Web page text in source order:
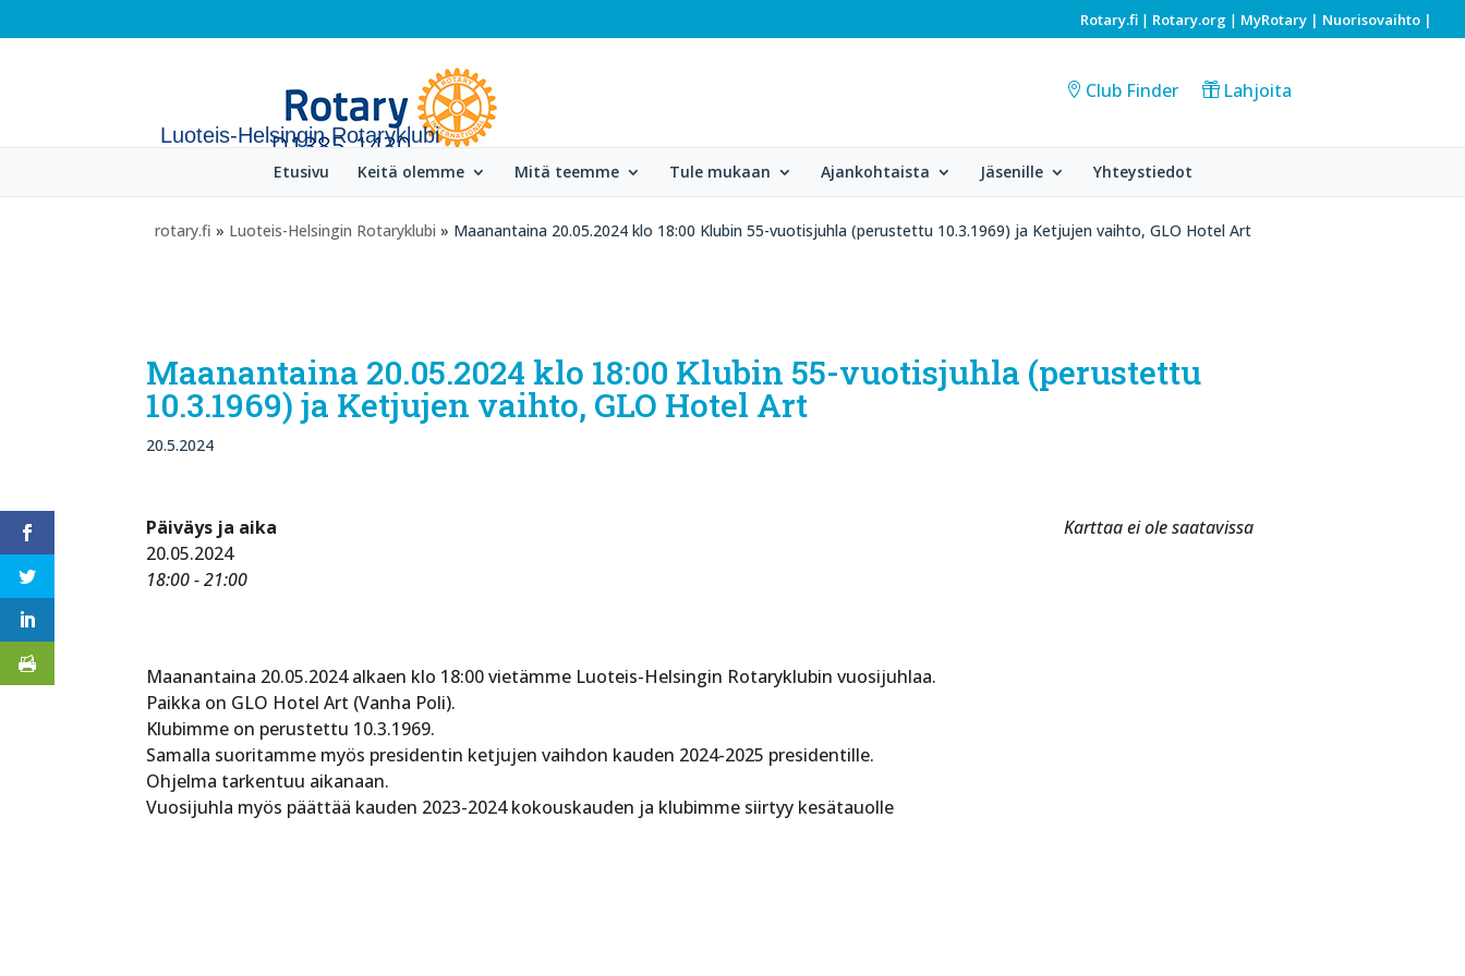
Rotary.fi | Rotary.org | MyRotary | Nuorisovaihto |
Luoteis-Helsingin Rotaryklubi
Club Finder Lahjoita
Etusivu Keitä olemme Mitä teemme Tule mukaan Ajankohtaista Jäsenille Yhteystiedot
rotary.fi » Luoteis-Helsingin Rotaryklubi » Maanantaina 20.05.2024 klo 18:00 Klubin 55-vuotisjuhla (perustettu 10.3.1969) ja Ketjujen vaihto, GLO Hotel Art
Maanantaina 20.05.2024 klo 18:00 Klubin 55-vuotisjuhla (perustettu
10.3.1969) ja Ketjujen vaihto, GLO Hotel Art
20.5.2024
Karttaa ei ole saatavissa
Päiväys ja aika
20.05.2024
18:00 - 21:00
Maanantaina 20.05.2024 alkaen klo 18:00 vietämme Luoteis-Helsingin Rotaryklubin vuosijuhlaa.
Paikka on GLO Hotel Art (Vanha Poli).
Klubimme on perustettu 10.3.1969.
Samalla suoritamme myös presidentin ketjujen vaihdon kauden 2024-2025 presidentille.
Ohjelma tarkentuu aikanaan.
Vuosijuhla myös päättää kauden 2023-2024 kokouskauden ja klubimme siirtyy kesätauolle